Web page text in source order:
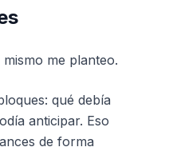
me planteo.
qué debía
anticipar. Eso
de forma